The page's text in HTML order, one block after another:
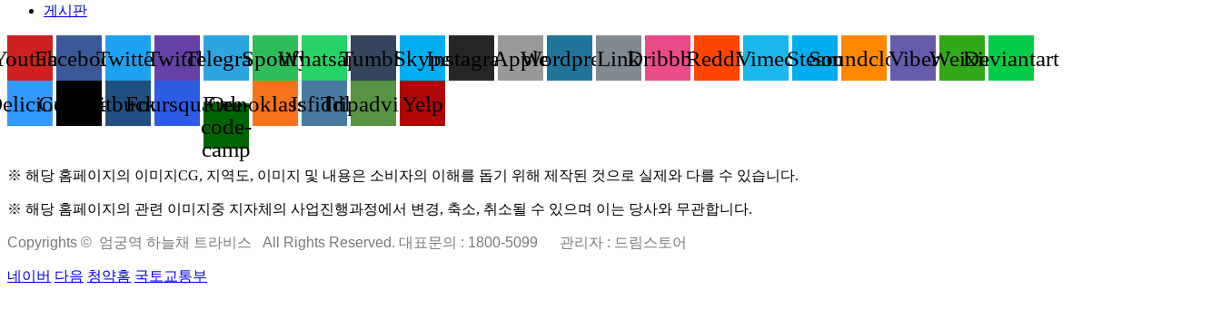
게시판
FacebookTwitterTwitchTelegramSpotifyWhatsappTumblrSkypeInstagramAppleWordpressLinkDribbbleRedditVimeoSteam
Soundcloud
ViberWeixinDeviantart
CodepenBitbucket
Foursquare
Free-
code-
camp
Odnoklassniki
Jsfiddle
Tripadvisor
Yelp
※ 해당 홈페이지의 이미지CG, 지역도, 이미지 및 내용은 소비자의 이해를 돕기 위해 제작된 것으로 실제와 다를 수 있습니다.
※ 해당 홈페이지의 관련 이미지중 지자체의 사업진행과정에서 변경, 축소, 취소될 수 있으며 이는 당사와 무관합니다.
Copyrights © 엄궁역 하늘채 트라비스 All Rights Reserved. 대표문의 : 1800-5099 관리자 : 드림스토어
네이버 다음 청약홈 국토교통부